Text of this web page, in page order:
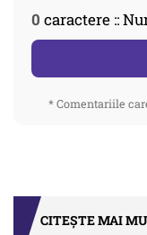
0 caractere ::
* Comentariile
CITEȘTE MAI